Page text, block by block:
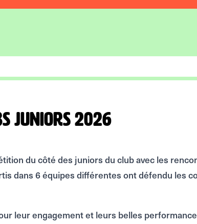
Juniors 2026
du côté des juniors du club avec les
dans 6 équipes différentes ont défendu les
leur engagement et leurs belles